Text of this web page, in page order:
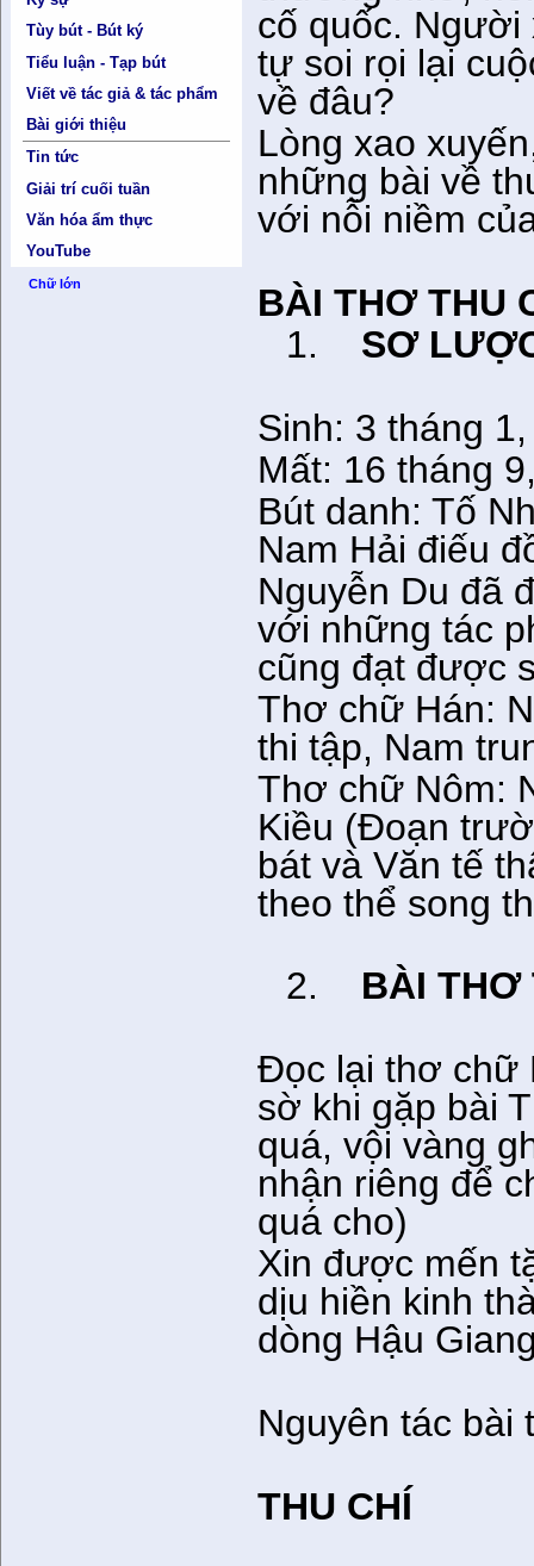
Tùy bút - Bút ký
Tiểu luận - Tạp bút
Viết về tác giả & tác phẩm
Bài giới thiệu
Tin tức
Giải trí cuối tuần
Văn hóa ẩm thực
YouTube
Chữ lớn
cố quốc.
tự soi rọi lại
về đâu?
Lòng xao
những bài về
với nỗi niềm
BÀI THƠ THU
1.
SƠ
Sinh: 3 tháng
Mất: 16 tháng
Bút danh: Tố
Nam Hải điếu
Nguyễn Du đã
với những tác
cũng đạt được
Thơ chữ Hán:
thi tập, Nam
Thơ chữ Nôm:
Kiều (Đoạn
bát và Văn tế
theo thể song
2.
BÀI THƠ
Đọc lại thơ chữ
sờ khi gặp bài
quá, vội vàng
nhận riêng để
quá cho)
Xin được mến
dịu hiền kinh
dòng Hậu
Nguyên tác bài
THU CHÍ